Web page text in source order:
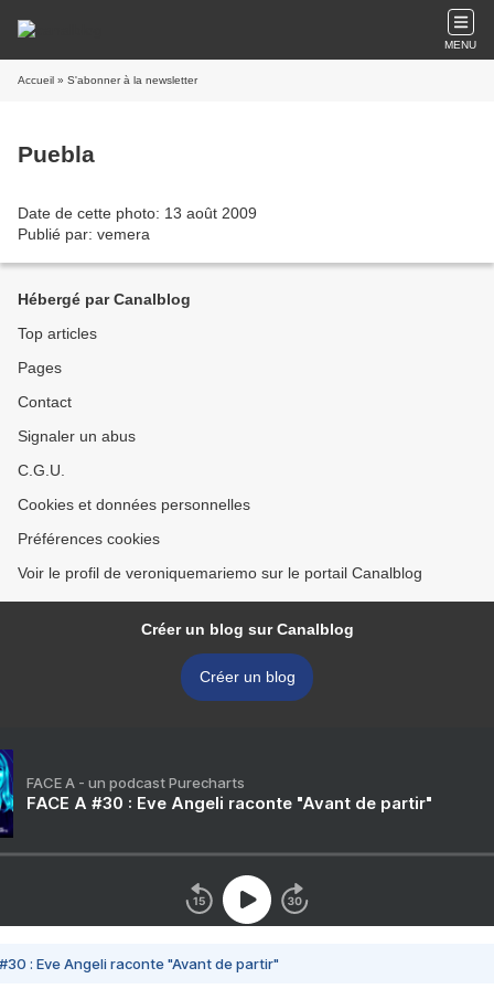
MENU
Accueil » S'abonner à la newsletter
Puebla
Date de cette photo: 13 août 2009
Publié par: vemera
Hébergé par Canalblog
Top articles
Pages
Contact
Signaler un abus
C.G.U.
Cookies et données personnelles
Préférences cookies
Voir le profil de veroniquemariemo sur le portail Canalblog
Créer un blog sur Canalblog
Créer un blog
FACE A - un podcast Purecharts
FACE A #30 : Eve Angeli raconte "Avant de partir"
#30 : Eve Angeli raconte "Avant de partir"